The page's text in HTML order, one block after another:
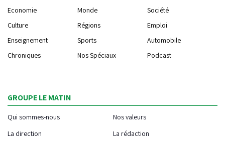
Economie
Monde
Société
Culture
Régions
Emploi
Enseignement
Sports
Automobile
Chroniques
Nos Spéciaux Podcast
GROUPE LE MATIN
Qui sommes-nous
Nos valeurs
La direction
La rédaction